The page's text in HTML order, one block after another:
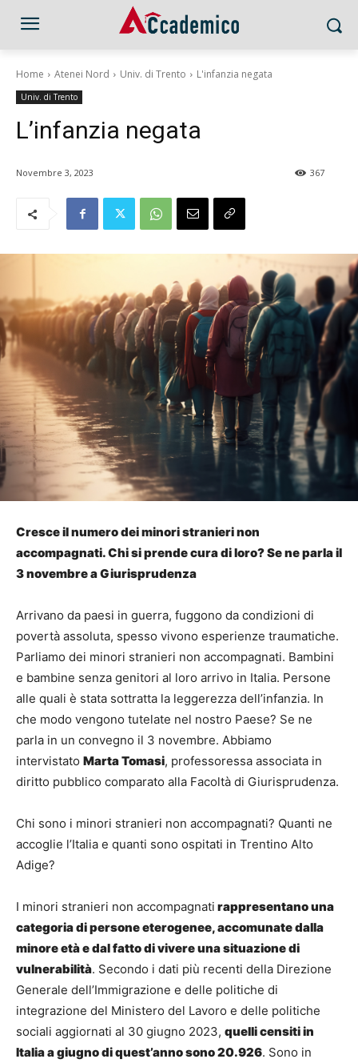
Home Atenei Nord Univ. di Trento L'infanzia negata
Univ. di Trento
L’infanzia negata
Novembre 3, 2023 367
Cresce il numero dei minori stranieri non
accompagnati. Chi si prende cura di loro? Se ne parla il
3 novembre a Giurisprudenza
Arrivano da paesi in guerra, fuggono da condizioni di
povertà assoluta, spesso vivono esperienze traumatiche.
Parliamo dei minori stranieri non accompagnati. Bambini
e bambine senza genitori al loro arrivo in Italia. Persone
alle quali è stata sottratta la leggerezza dell’infanzia. In
che modo vengono tutelate nel nostro Paese? Se ne
parla in un convegno il 3 novembre. Abbiamo
intervistato Marta Tomasi, professoressa associata in
diritto pubblico comparato alla Facoltà di Giurisprudenza.
Chi sono i minori stranieri non accompagnati? Quanti ne
accoglie l’Italia e quanti sono ospitati in Trentino Alto
Adige?
I minori stranieri non accompagnati rappresentano una
categoria di persone eterogenee, accomunate dalla
minore età e dal fatto di vivere una situazione di
vulnerabilità. Secondo i dati più recenti della Direzione
Generale dell’Immigrazione e delle politiche di
integrazione del Ministero del Lavoro e delle politiche
sociali aggiornati al 30 giugno 2023, quelli censiti in
Italia a giugno di quest’anno sono 20.926. Sono in